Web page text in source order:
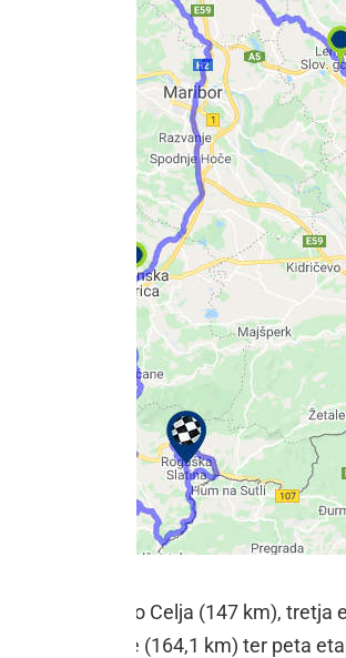
od Žalca do Celja (147 km),
do Nove Gorice (164,1 km) ter peta